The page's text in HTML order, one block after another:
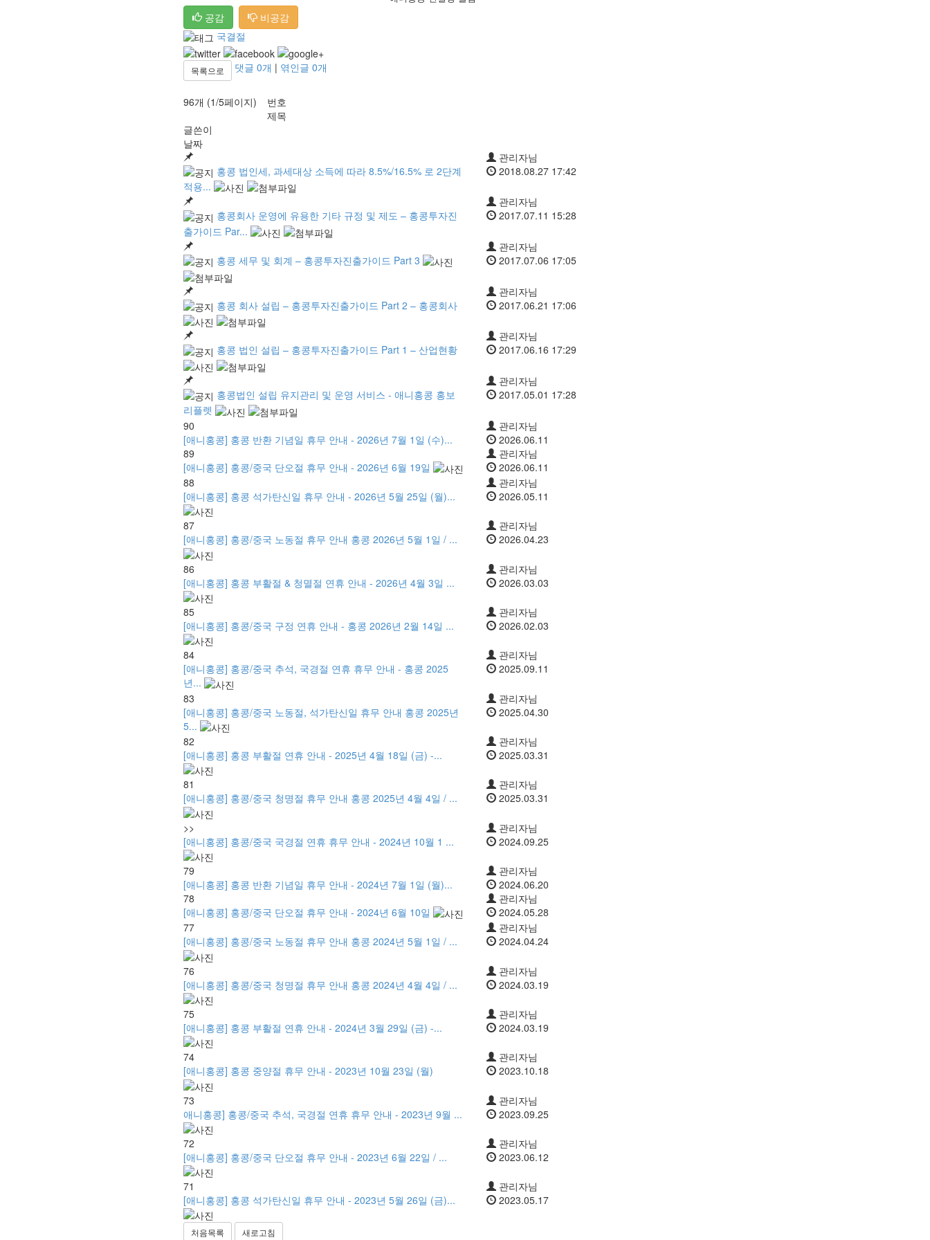
공감
비공감
국결절
목록으로 댓글 0개 | 엮인글 0개
96개 (1/5페이지)
번호
제목
글쓴이
날짜
홍콩 법인세, 과세대상 소득에 따라 8.5%/16.5% 로 2단계
적용...
관리자님
2018.08.27 17:42
홍콩회사 운영에 유용한 기타 규정 및 제도 – 홍콩투자진
출가이드 Par...
관리자님
2017.07.11 15:28
홍콩 세무 및 회계 – 홍콩투자진출가이드 Part 3
관리자님
2017.07.06 17:05
홍콩 회사 설립 – 홍콩투자진출가이드 Part 2 – 홍콩회사
관리자님
2017.06.21 17:06
홍콩 법인 설립 – 홍콩투자진출가이드 Part 1 – 산업현황
관리자님
2017.06.16 17:29
홍콩법인 설립 유지관리 및 운영 서비스 - 애니홍콩 홍보
리플렛
관리자님
2017.05.01 17:28
90
[애니홍콩] 홍콩 반환 기념일 휴무 안내 - 2026년 7월 1일 (수)...
관리자님
2026.06.11
89
[애니홍콩] 홍콩/중국 단오절 휴무 안내 - 2026년 6월 19일
관리자님
2026.06.11
88
[애니홍콩] 홍콩 석가탄신일 휴무 안내 - 2026년 5월 25일 (월)...
관리자님
2026.05.11
87
[애니홍콩] 홍콩/중국 노동절 휴무 안내 홍콩 2026년 5월 1일 / ...
관리자님
2026.04.23
86
[애니홍콩] 홍콩 부활절 & 청멸절 연휴 안내 - 2026년 4월 3일 ...
관리자님
2026.03.03
85
[애니홍콩] 홍콩/중국 구정 연휴 안내 - 홍콩 2026년 2월 14일 ...
관리자님
2026.02.03
84
[애니홍콩] 홍콩/중국 추석, 국경절 연휴 휴무 안내 - 홍콩 2025
년...
관리자님
2025.09.11
83
[애니홍콩] 홍콩/중국 노동절, 석가탄신일 휴무 안내 홍콩 2025년
5...
관리자님
2025.04.30
82
[애니홍콩] 홍콩 부활절 연휴 안내 - 2025년 4월 18일 (금) -...
관리자님
2025.03.31
81
[애니홍콩] 홍콩/중국 청명절 휴무 안내 홍콩 2025년 4월 4일 / ...
관리자님
2025.03.31
>>
[애니홍콩] 홍콩/중국 국경절 연휴 휴무 안내 - 2024년 10월 1 ...
관리자님
2024.09.25
79
[애니홍콩] 홍콩 반환 기념일 휴무 안내 - 2024년 7월 1일 (월)...
관리자님
2024.06.20
78
[애니홍콩] 홍콩/중국 단오절 휴무 안내 - 2024년 6월 10일
관리자님
2024.05.28
77
[애니홍콩] 홍콩/중국 노동절 휴무 안내 홍콩 2024년 5월 1일 / ...
관리자님
2024.04.24
76
[애니홍콩] 홍콩/중국 청명절 휴무 안내 홍콩 2024년 4월 4일 / ...
관리자님
2024.03.19
75
[애니홍콩] 홍콩 부활절 연휴 안내 - 2024년 3월 29일 (금) -...
관리자님
2024.03.19
74
[애니홍콩] 홍콩 중양절 휴무 안내 - 2023년 10월 23일 (월)
관리자님
2023.10.18
73
애니홍콩] 홍콩/중국 추석, 국경절 연휴 휴무 안내 - 2023년 9월 ...
관리자님
2023.09.25
72
[애니홍콩] 홍콩/중국 단오절 휴무 안내 - 2023년 6월 22일 / ...
관리자님
2023.06.12
71
[애니홍콩] 홍콩 석가탄신일 휴무 안내 - 2023년 5월 26일 (금)...
관리자님
2023.05.17
처음목록 새로고침